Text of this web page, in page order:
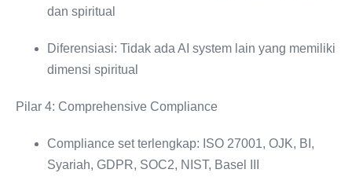
dan spiritual
Diferensiasi: Tidak ada AI system lain yang memiliki
dimensi spiritual
Pilar 4: Comprehensive Compliance
Compliance set terlengkap: ISO 27001, OJK, BI,
Syariah, GDPR, SOC2, NIST, Basel III